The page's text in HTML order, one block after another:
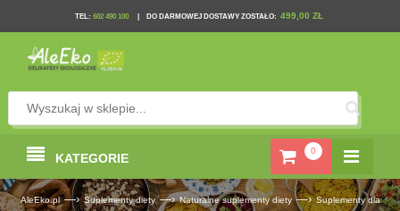
TEL: 602 490 100 DO DARMOWEJ DOSTAWY ZOSTAŁO: 499,00 ZŁ
0
KATEGORIE
AleEko.pl —› Suplementy diety —› Naturalne suplementy diety —› Suplementy dla